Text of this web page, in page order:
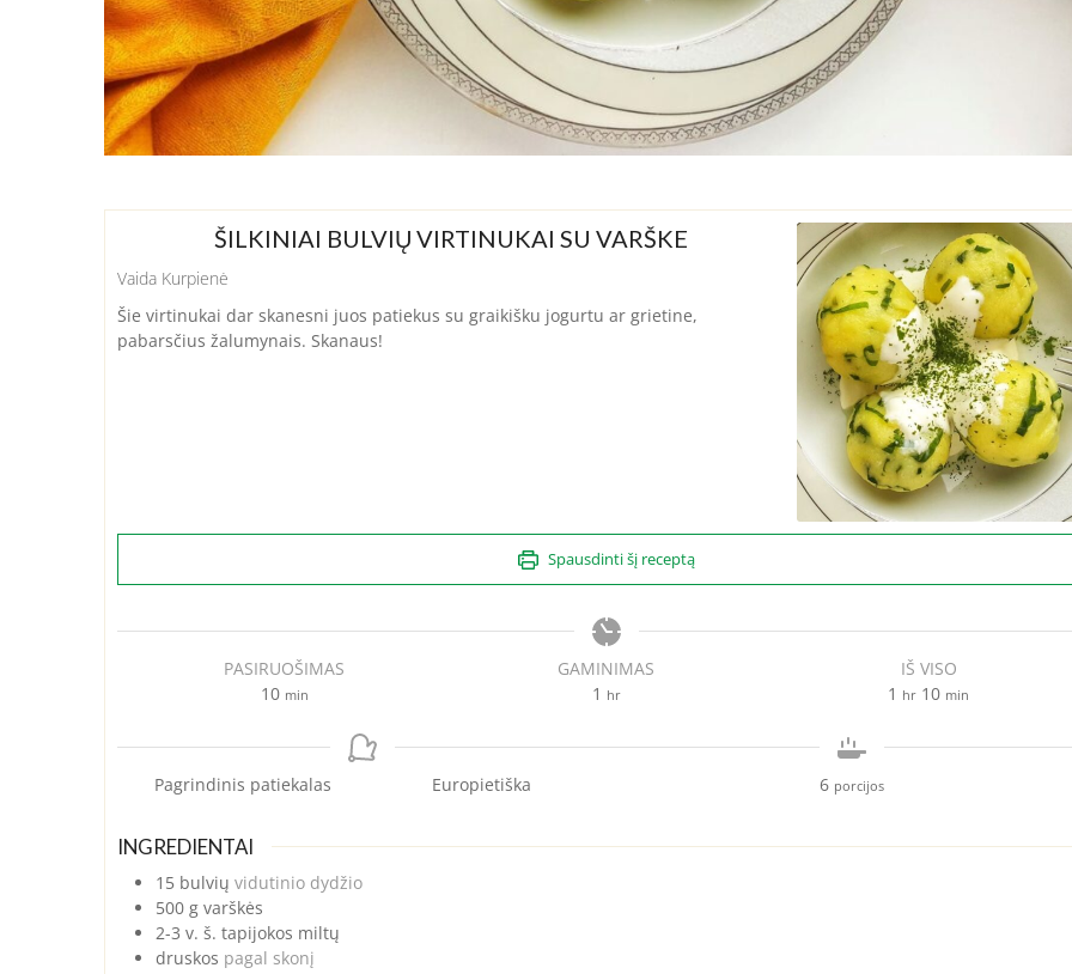
ŠILKINIAI BULVIŲ VIRTINUKAI SU VARŠKE
Vaida Kurpienė
Šie virtinukai dar skanesni juos patiekus su graikišku jogurtu ar grietine,
pabarsčius žalumynais. Skanaus!
Spausdinti šį receptą
PASIRUOŠIMAS
10minutes
min
GAMINIMAS
1 hour
hr
IŠ VISO
1 hour
hr 10minutes
min
Pagrindinis patiekalas Europietiška 6 porcijos
INGREDIENTAI
15 bulvių vidutinio dydžio
500 g varškės
2-3 v. š. tapijokos miltų
druskos pagal skonį